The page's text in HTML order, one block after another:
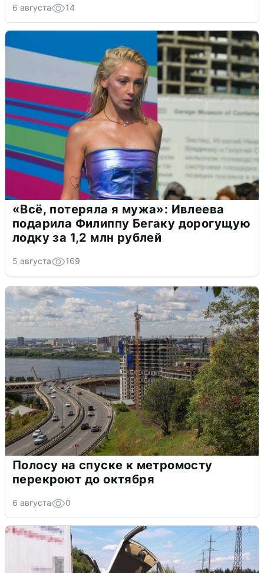
6 августа 14
«Всё, потеряла я мужа»: Ивлеева
подарила Филиппу Бегаку дорогущую
лодку за 1,2 млн рублей
5 августа 169
Полосу на спуске к метромосту
перекроют до октября
6 августа 0